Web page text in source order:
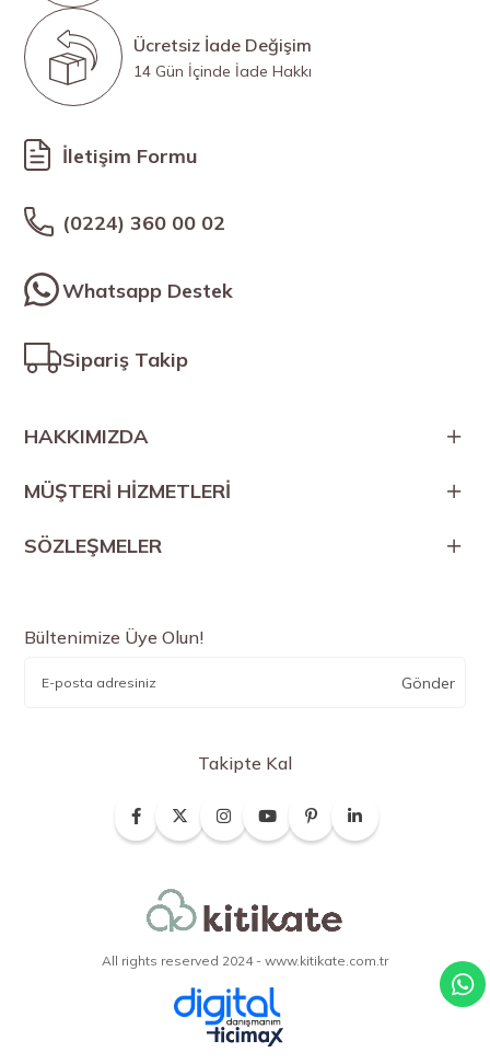
Ücretsiz İade Değişim
14 Gün İçinde İade Hakkı
İletişim Formu
(0224) 360 00 02
Whatsapp Destek
Sipariş Takip
HAKKIMIZDA
MÜŞTERİ HİZMETLERİ
SÖZLEŞMELER
Bültenimize Üye Olun!
Gönder
Takipte Kal
All rights reserved 2024 - www.kitikate.com.tr